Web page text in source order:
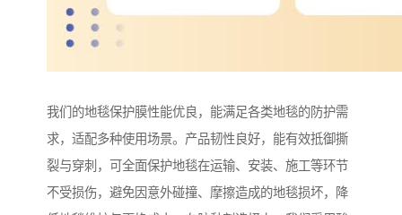
我们的地毯保护膜性能优良，能满足各类地毯的防护需
求，适配多种使用场景。产品韧性良好，能有效抵御撕
裂与穿刺，可全面保护地毯在运输、安装、施工等环节
不受损伤，避免因意外碰撞、摩擦造成的地毯损坏，降